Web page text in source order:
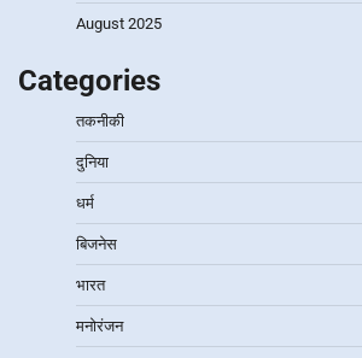
August 2025
Categories
तकनीकी
दुनिया
धर्म
बिजनेस
भारत
मनोरंजन